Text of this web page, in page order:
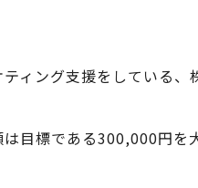
ィング支援をしている
目標である300,000円を